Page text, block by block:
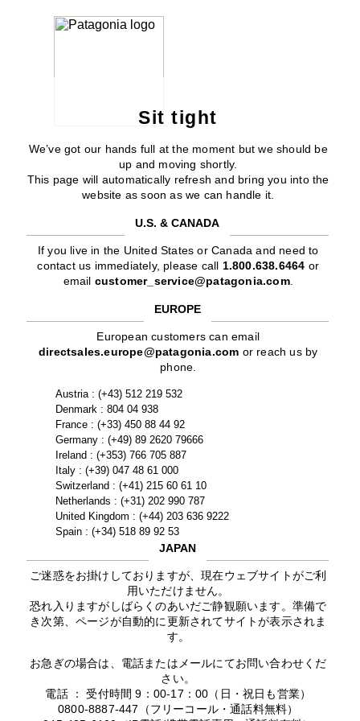
Sit tight
We’ve got our hands full at the moment but we should be
up and moving shortly.
This page will automatically refresh and bring you into the
website as soon as we can handle it.
U.S. & CANADA
If you live in the United States or Canada and need to
contact us immediately, please call 1.800.638.6464 or
email customer_service@patagonia.com.
EUROPE
European customers can email
directsales.europe@patagonia.com or reach us by
phone.
Austria : (+43) 512 219 532
Denmark : 804 04 938
France : (+33) 450 88 44 92
Germany : (+49) 89 2620 79666
Ireland : (+353) 766 705 887
Italy : (+39) 047 48 61 000
Switzerland : (+41) 215 60 61 10
Netherlands : (+31) 202 990 787
United Kingdom : (+44) 203 636 9222
Spain : (+34) 518 89 92 53
JAPAN
ご迷惑をお掛けしておりますが、現在ウェブサイトがご利
用いただけません。
恐れ入りますがしばらくのあいだご静観願います。準備で
き次第、ページが自動的に更新されてサイトが表示されま
す。
お急ぎの場合は、電話またはメールにてお問い合わせくだ
さい。
電話 ： 受付時間 9：00-17：00（日・祝日も営業）
0800-8887-447（フリーコール・通話料無料）